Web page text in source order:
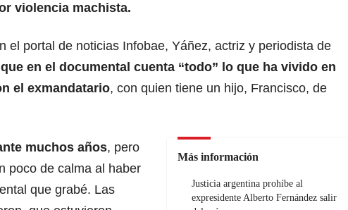
violencia machista.
el portal de noticias Infobae, Yáñez, actriz y periodista de
en el documental cuenta “todo” lo que ha vivido en
el exmandatario, con quien tiene un hijo, Francisco, de
Más información
Justicia argentina prohíbe al
expresidente Alberto Fernández salir
muchos años, pero
poco de calma al haber
que grabé. Las